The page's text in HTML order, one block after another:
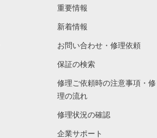
重要情報
新着情報
お問い合わせ・修理依頼
保証の検索
修理ご依頼時の注意事項・修
理の流れ
修理状況の確認
企業サポート